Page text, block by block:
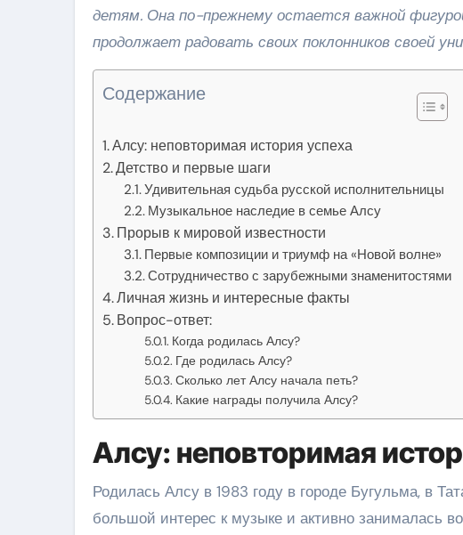
детям. Она по-прежнему остается важной
продолжает радовать своих поклонников своей
Содержание
Алсу: неповторимая история успеха
Детство и первые шаги
Удивительная судьба русской исполнительницы
Музыкальное наследие в семье Алсу
Прорыв к мировой известности
Первые композиции и триумф на «Новой волне»
Сотрудничество с зарубежными знаменитостями
Личная жизнь и интересные факты
Вопрос-ответ:
Когда родилась Алсу?
Где родилась Алсу?
Сколько лет Алсу начала петь?
Какие награды получила Алсу?
Алсу: неповторимая
Родилась Алсу в 1983 году в городе Бугульма, в
большой интерес к музыке и активно занималась